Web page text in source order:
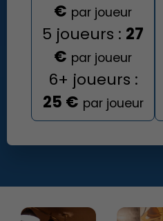
€ par joueur
5 joueurs : 27
€ par joueur
6+ joueurs :
25 € par joueur